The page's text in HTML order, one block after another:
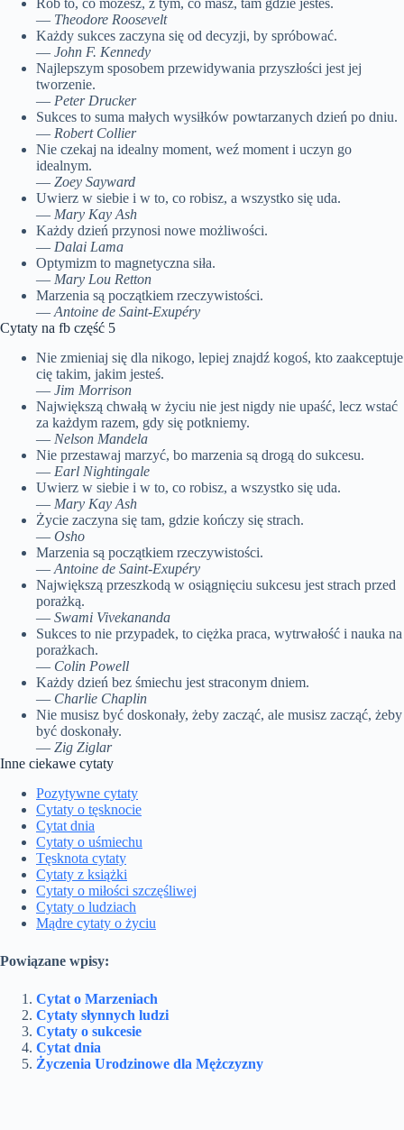
Rób to, co możesz, z tym, co masz, tam gdzie jesteś.
— Theodore Roosevelt
Każdy sukces zaczyna się od decyzji, by spróbować.
— John F. Kennedy
Najlepszym sposobem przewidywania przyszłości jest jej
tworzenie.
— Peter Drucker
Sukces to suma małych wysiłków powtarzanych dzień po dniu.
— Robert Collier
Nie czekaj na idealny moment, weź moment i uczyn go
idealnym.
— Zoey Sayward
Uwierz w siebie i w to, co robisz, a wszystko się uda.
— Mary Kay Ash
Każdy dzień przynosi nowe możliwości.
— Dalai Lama
Optymizm to magnetyczna siła.
— Mary Lou Retton
Marzenia są początkiem rzeczywistości.
—Antoine de Saint-Exupéry
Cytaty na fb część 5
Nie zmieniaj się dla nikogo, lepiej znajdź kogoś, kto zaakceptuje
cię takim, jakim jesteś.
— Jim Morrison
Największą chwałą w życiu nie jest nigdy nie upaść, lecz wstać
za każdym razem, gdy się potkniemy.
— Nelson Mandela
Nie przestawaj marzyć, bo marzenia są drogą do sukcesu.
— Earl Nightingale
Uwierz w siebie i w to, co robisz, a wszystko się uda.
— Mary Kay Ash
Życie zaczyna się tam, gdzie kończy się strach.
— Osho
Marzenia są początkiem rzeczywistości.
— Antoine de Saint-Exupéry
Największą przeszkodą w osiągnięciu sukcesu jest strach przed
porażką.
— Swami Vivekananda
Sukces to nie przypadek, to ciężka praca, wytrwałość i nauka na
porażkach.
— Colin Powell
Każdy dzień bez śmiechu jest straconym dniem.
— Charlie Chaplin
Nie musisz być doskonały, żeby zacząć, ale musisz zacząć, żeby
być doskonały.
— Zig Ziglar
Inne ciekawe cytaty
Pozytywne cytaty
Cytaty o tęsknocie
Cytat dnia
Cytaty o uśmiechu
Tęsknota cytaty
Cytaty z książki
Cytaty o miłości szczęśliwej
Cytaty o ludziach
Mądre cytaty o życiu
Powiązane wpisy:
Cytat o Marzeniach
Cytaty słynnych ludzi
Cytaty o sukcesie
Cytat dnia
Życzenia Urodzinowe dla Mężczyzny